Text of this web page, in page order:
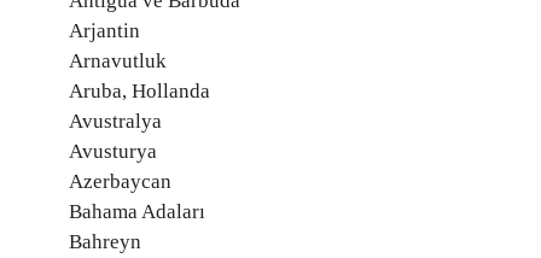
Arjantin
Arnavutluk
Aruba, Hollanda
Avustralya
Avusturya
Azerbaycan
Bahama Adaları
Bahreyn